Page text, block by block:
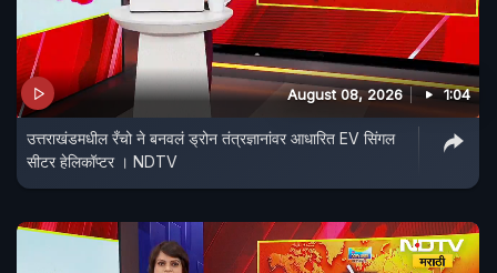
August 08, 2026 1:04
उत्तराखंडमधील रँचो ने बनवलं ड्रोन तंत्रज्ञानांवर आधारित EV सिंगल
सीटर हेलिकॉप्टर । NDTV